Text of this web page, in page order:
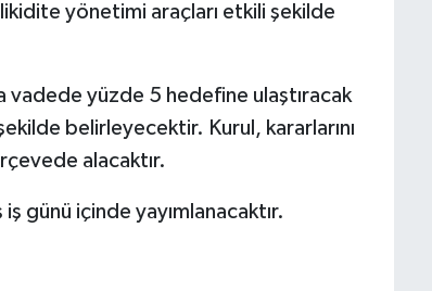
yönetimi araçları etkili şekilde
vadede yüzde 5 hedefine ulaştıracak
belirleyecektir. Kurul, kararlarını
alacaktır.
günü içinde yayımlanacaktır.